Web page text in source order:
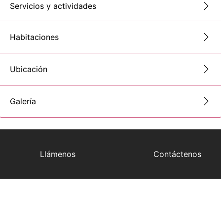
Servicios y actividades
Habitaciones
Ubicación
Galería
Llámenos Contáctenos